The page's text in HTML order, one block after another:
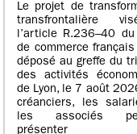
Le projet de
transfrontalière
l’article R.236–40 du
de commerce
déposé au greffe du
des activités
de Lyon, le 7 août
créanciers, les
les associés
présenter